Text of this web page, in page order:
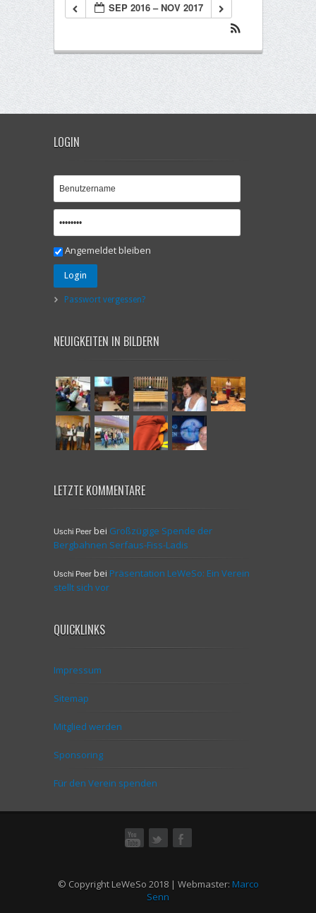
SEP 2016 – NOV 2017
LOGIN
Angemeldet bleiben
Login
Passwort vergessen?
NEUIGKEITEN IN BILDERN
LETZTE KOMMENTARE
Uschi Peerbei Großzügige Spende der
Bergbahnen Serfaus-Fiss-Ladis
Uschi Peerbei Präsentation LeWeSo: Ein Verein
stellt sich vor
QUICKLINKS
Impressum
Sitemap
Mitglied werden
Sponsoring
Für den Verein spenden
© Copyright LeWeSo 2018 | Webmaster: Marco
Senn